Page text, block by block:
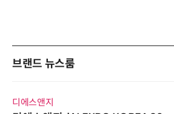
브랜드 뉴스룸
디에스앤지